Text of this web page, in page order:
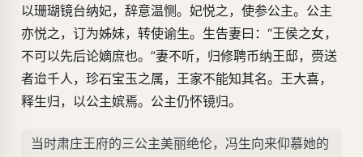
以珊瑚镜台纳妃，辞意温恻。妃悦之，使参公主。公主
亦悦之，订为姊妹，转使谕生。生告妻曰：“王侯之女，
不可以先后论嫡庶也。”妻不听，归修聘币纳王邸，赍送
者迨千人，珍石宝玉之属，王家不能知其名。王大喜，
释生归，以公主嫔焉。公主仍怀镜归。
当时肃庄王府的三公主美丽绝伦，冯生向来仰慕她的